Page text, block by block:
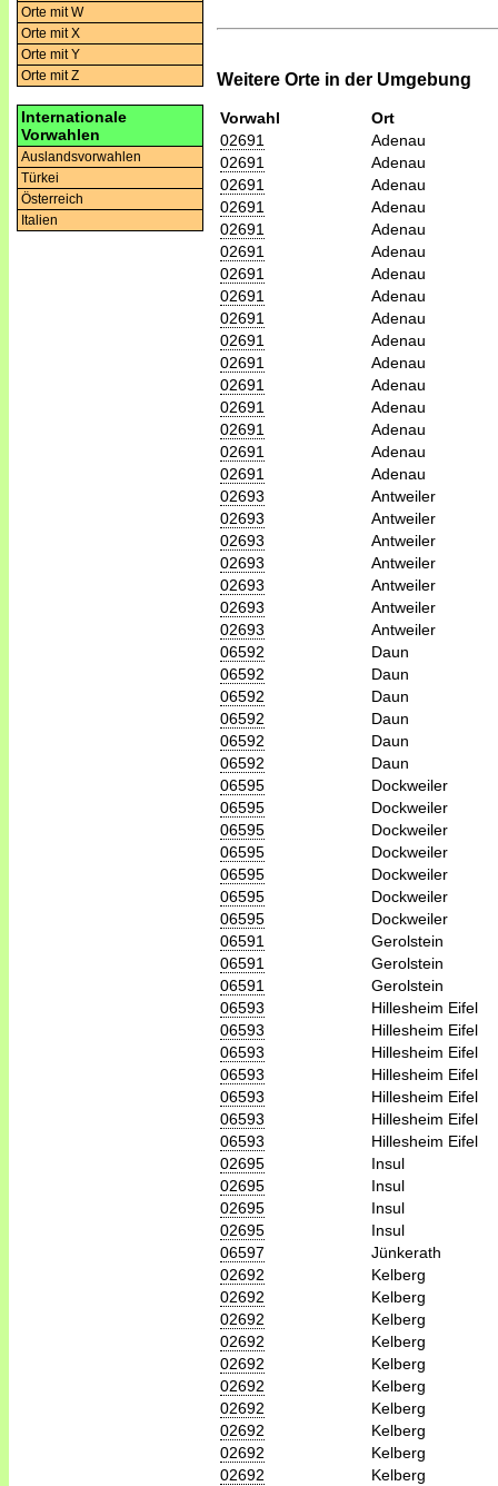
Orte mit W
Orte mit X
Orte mit Y
Orte mit Z
Internationale
Vorwahlen
Auslandsvorwahlen
Türkei
Österreich
Italien
Weitere Orte in der Umgebung
Vorwahl
Ort
02691
Adenau
02691
Adenau
02691
Adenau
02691
Adenau
02691
Adenau
02691
Adenau
02691
Adenau
02691
Adenau
02691
Adenau
02691
Adenau
02691
Adenau
02691
Adenau
02691
Adenau
02691
Adenau
02691
Adenau
02691
Adenau
02693
Antweiler
02693
Antweiler
02693
Antweiler
02693
Antweiler
02693
Antweiler
02693
Antweiler
02693
Antweiler
06592
Daun
06592
Daun
06592
Daun
06592
Daun
06592
Daun
06592
Daun
06595
Dockweiler
06595
Dockweiler
06595
Dockweiler
06595
Dockweiler
06595
Dockweiler
06595
Dockweiler
06595
Dockweiler
06591
Gerolstein
06591
Gerolstein
06591
Gerolstein
06593
Hillesheim Eifel
06593
Hillesheim Eifel
06593
Hillesheim Eifel
06593
Hillesheim Eifel
06593
Hillesheim Eifel
06593
Hillesheim Eifel
06593
Hillesheim Eifel
02695
Insul
02695
Insul
02695
Insul
02695
Insul
06597
Jünkerath
02692
Kelberg
02692
Kelberg
02692
Kelberg
02692
Kelberg
02692
Kelberg
02692
Kelberg
02692
Kelberg
02692
Kelberg
02692
Kelberg
02692
Kelberg